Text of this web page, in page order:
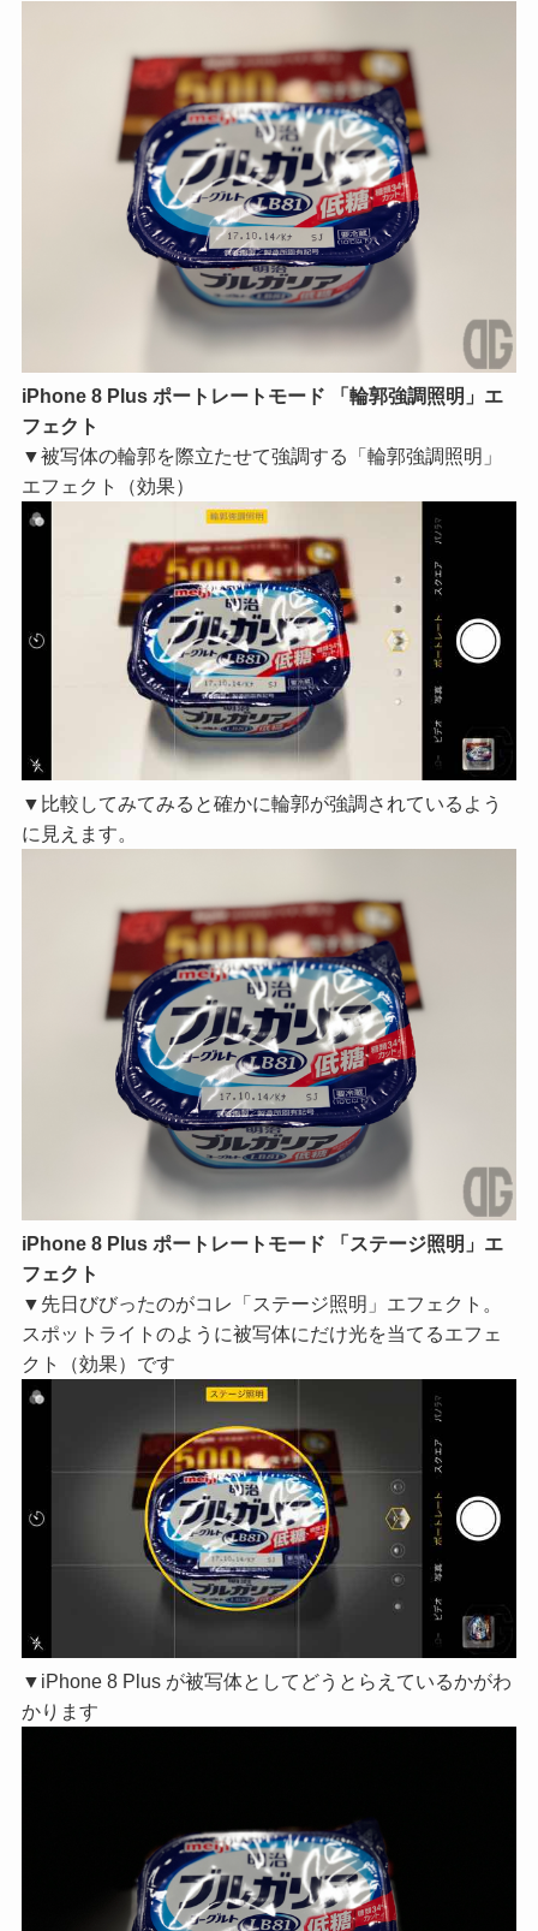
iPhone 8 Plus ポートレートモード 「輪郭強調照明」エ
フェクト
▼被写体の輪郭を際立たせて強調する「輪郭強調照明」
エフェクト（効果）
▼比較してみてみると確かに輪郭が強調されているよう
に見えます。
iPhone 8 Plus ポートレートモード 「ステージ照明」エ
フェクト
▼先日びびったのがコレ「ステージ照明」エフェクト。
スポットライトのように被写体にだけ光を当てるエフェ
クト（効果）です
▼iPhone 8 Plus が被写体としてどうとらえているかがわ
かります